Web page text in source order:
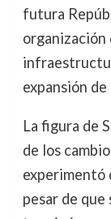
futura
expansión
La figura de
de los
experimentó
pesar de